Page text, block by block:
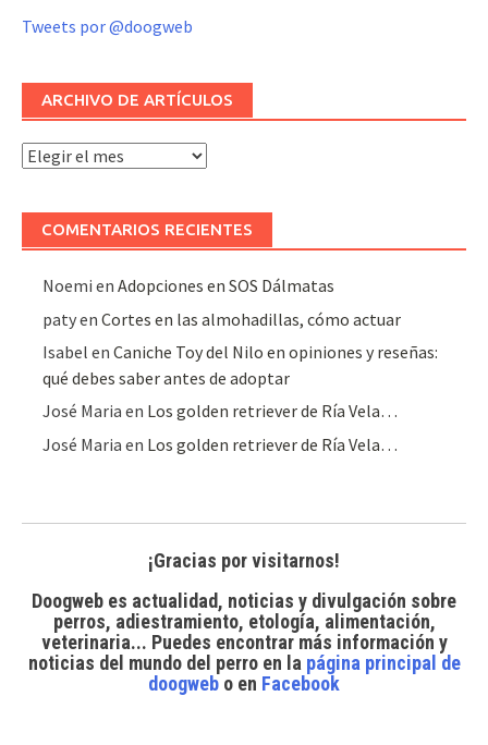
Tweets por @doogweb
ARCHIVO DE ARTÍCULOS
Archivo
artículos
COMENTARIOS RECIENTES
Noemi enAdopciones en SOS Dálmatas
patyenCortes en las almohadillas, cómo actuar
Isabel enCaniche Toy del Nilo en opiniones y reseñas:
qué debes saber antes de adoptar
José Maria en Los golden retriever de Ría Vela…
José Maria en Los golden retriever de Ría Vela…
¡Gracias por visitarnos!
Doogweb es actualidad, noticias y divulgación sobre
perros, adiestramiento, etología, alimentación,
veterinaria... Puedes encontrar más información y
noticias del mundo del perroen la página principal de
doogweb o en Facebook